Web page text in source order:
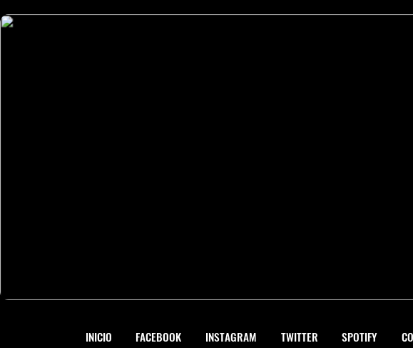
INICIO FACEBOOK INSTAGRAM TWITTER SPOTIFY